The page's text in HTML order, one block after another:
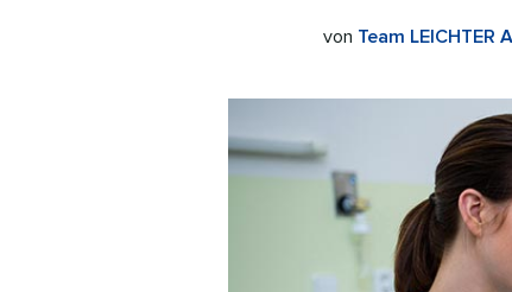
von Team LEICHTER